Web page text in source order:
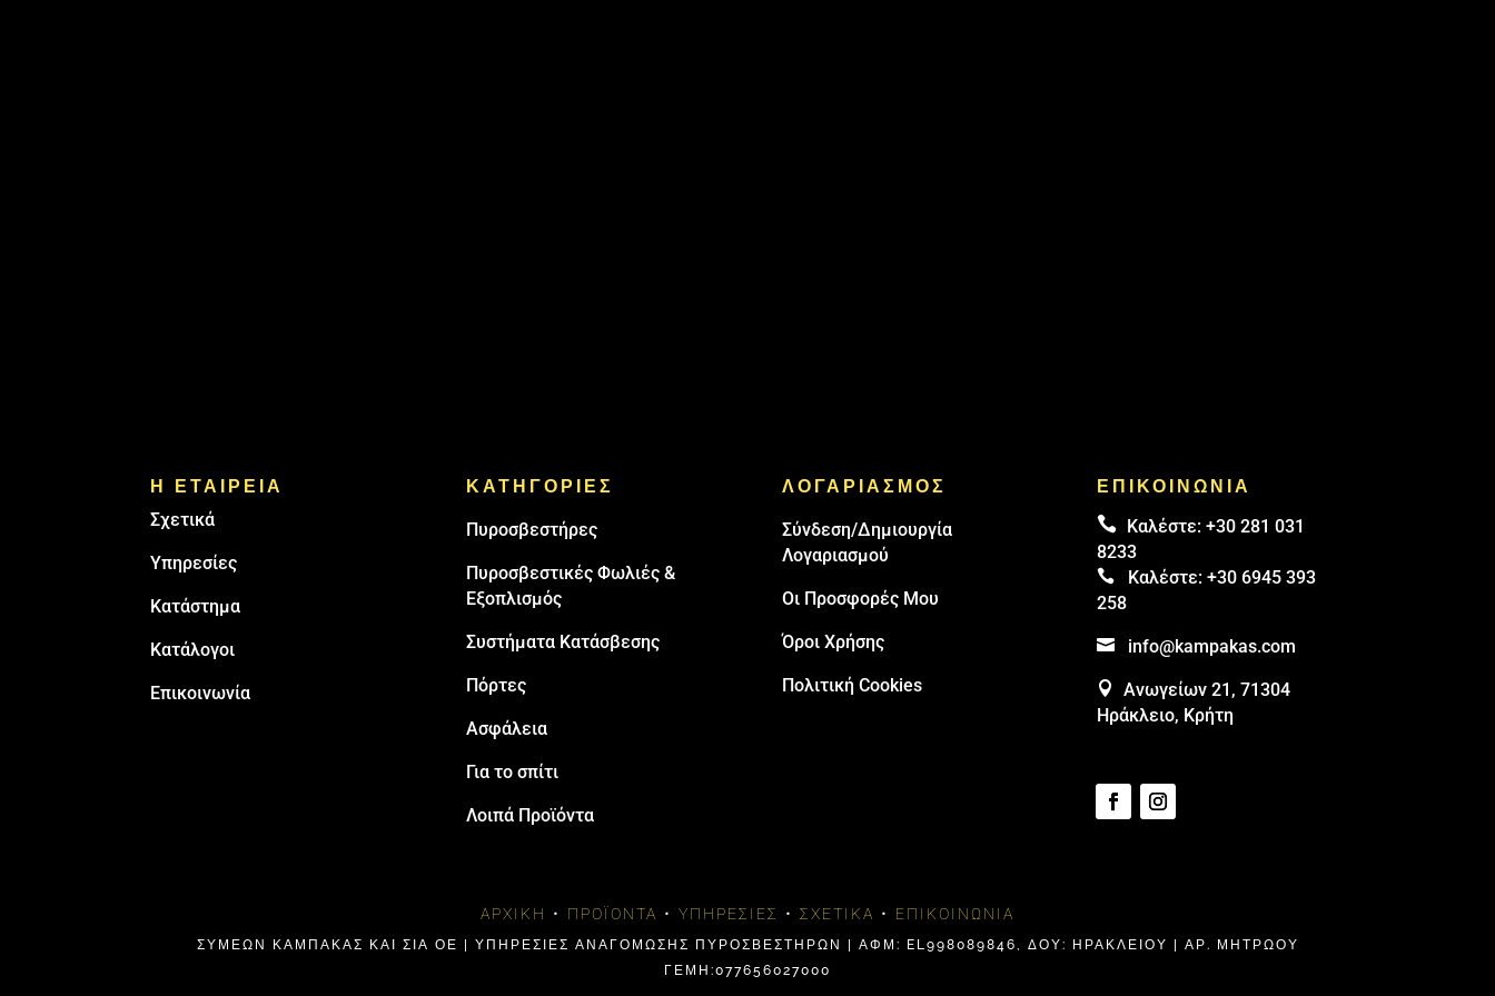
Η ΕΤΑΙΡΕΙΑ
Σχετικά
Υπηρεσίες
Κατάστημα
Κατάλογοι
Επικοινωνία
ΚΑΤΗΓΟΡΙΕΣ
Πυρoσβεστήρες
Πυροσβεστικές Φωλιές &
Εξοπλισμός
Συστήματα Κατάσβεσης
Πόρτες
Ασφάλεια
Για το σπίτι
Λοιπά Προϊόντα
ΛΟΓΑΡΙΑΣΜΟΣ
Σύνδεση/Δημιουργία
Λογαριασμού
Οι Προσφορές Μου
Όροι Χρήσης
Πολιτική Cookies
ΕΠΙΚΟΙΝΩΝΙΑ
 Καλέστε:+30 281 031
8233
 Καλέστε:+30 6945 393
258
 info@kampakas.com
 Ανωγείων 21, 71304
Ηράκλειο, Κρήτη
ΑΡΧΙΚΉ • ΠΡΟΪΌΝΤΑ • ΥΠΗΡΕΣΊΕΣ • ΣΧΕΤΙΚΆ • ΕΠΙΚΟΙΝΩΝΊΑ
ΣΥΜΕΩΝ ΚΑΜΠΑΚΑΣ ΚΑΙ ΣΙΑ ΟΕ | ΥΠΗΡΕΣΙΕΣ ΑΝΑΓΟΜΩΣΗΣ ΠΥΡΟΣΒΕΣΤΗΡΩΝ | ΑΦΜ: EL998089846, ΔΟΥ: ΗΡΑΚΛΕΊΟΥ | ΑΡ. ΜΗΤΡΩΟΥ
ΓΕΜΗ:077656027000